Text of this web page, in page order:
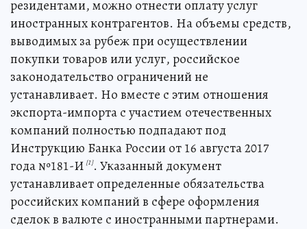
резидентами, можно отнести оплату услуг
иностранных контрагентов. На объемы средств,
выводимых за рубеж при осуществлении
покупки товаров или услуг, российское
законодательство ограничений не
устанавливает. Но вместе с этим отношения
экспорта-импорта с участием отечественных
компаний полностью подпадают под
Инструкцию Банка России от 16 августа 2017
года №181-И [1]. Указанный документ
устанавливает определенные обязательства
российских компаний в сфере оформления
сделок в валюте с иностранными партнерами.